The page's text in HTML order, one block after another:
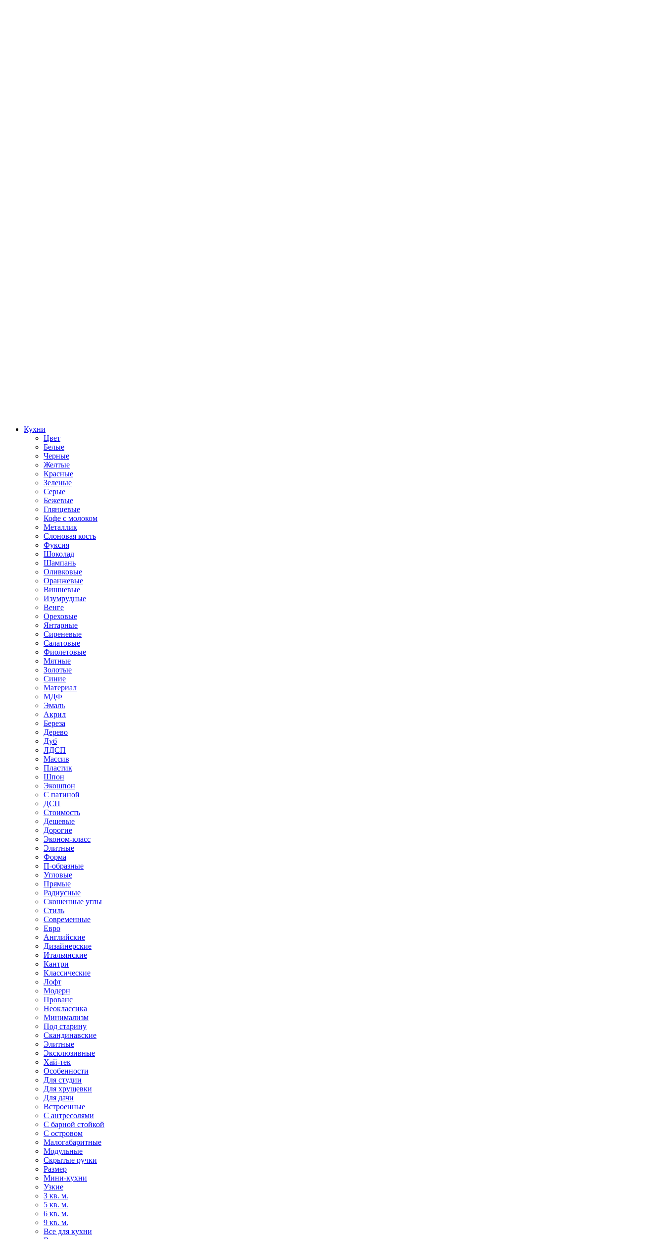
Кухни
Цвет
Белые
Черные
Желтые
Красные
Зеленые
Серые
Бежевые
Глянцевые
Кофе с молоком
Металлик
Слоновая кость
Фуксия
Шоколад
Шампань
Оливковые
Оранжевые
Вишневые
Изумрудные
Венге
Ореховые
Янтарные
Сиреневые
Салатовые
Фиолетовые
Мятные
Золотые
Синие
Материал
МДФ
Эмаль
Акрил
Береза
Дерево
Дуб
ЛДСП
Массив
Пластик
Шпон
Экошпон
С патиной
ДСП
Стоимость
Дешевые
Дорогие
Эконом-класс
Элитные
Форма
П-образные
Угловые
Прямые
Радиусные
Скошенные углы
Стиль
Современные
Евро
Английские
Дизайнерские
Итальянские
Кантри
Классические
Лофт
Модерн
Прованс
Неоклассика
Минимализм
Под старину
Скандинавские
Элитные
Эксклюзивные
Хай-тек
Особенности
Для студии
Для хрущевки
Для дачи
Встроенные
С антресолями
С барной стойкой
С островом
Малогабаритные
Модульные
Скрытые ручки
Размер
Мини-кухни
Узкие
3 кв. м.
5 кв. м.
6 кв. м.
9 кв. м.
Все для кухни